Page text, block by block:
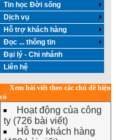
Tin học Đời sống
Dịch vụ
Hỗ trợ khách hàng
Đọc ... thông tin
Đại lý - Chi nhánh
Liên hệ
Xem bài viết theo các chủ đề hiện
có
Hoạt động của công
ty (726 bài viết)
Hỗ trợ khách hàng